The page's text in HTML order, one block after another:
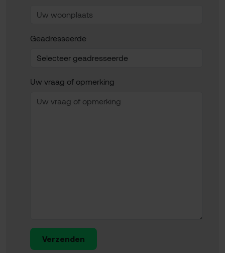
Geadresseerde
Uw vraag of opmerking
Verzenden